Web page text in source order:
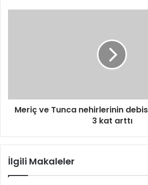
Meriç ve Tunca nehirlerinin
3 kat arttı
İlgili Makaleler